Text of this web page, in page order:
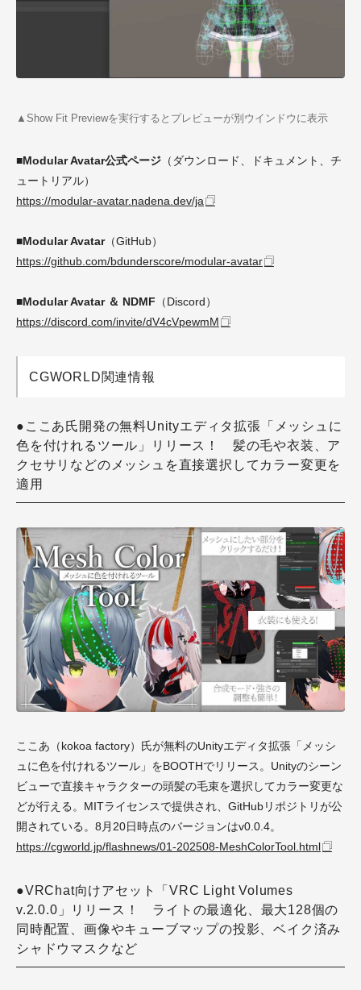
▲Show Fit Previewを実行するとプレビューが別ウインドウに表示
■Modular Avatar公式ページ （ダウンロード、ドキュメント、チ
ュートリアル）
https://modular-avatar.nadena.dev/ja
■Modular Avatar（GitHub）
https://github.com/bdunderscore/modular-avatar
■Modular Avatar ＆ NDMF （Discord）
https://discord.com/invite/dV4cVpewmM
CGWORLD関連情報
●ここあ氏開発の無料Unityエディタ拡張「メッシュに
色を付けれるツール」リリース！ 髪の毛や衣装、ア
クセサリなどのメッシュを直接選択してカラー変更を
適用
ここあ（kokoa factory）氏が無料のUnityエディタ拡張「メッシ
ュに色を付けれるツール」をBOOTHでリリース。Unityのシーン
ビューで直接キャラクターの頭髪の毛束を選択してカラー変更な
どが行える。MITライセンスで提供され、GitHubリポジトリが公
開されている。8月20日時点のバージョンはv0.0.4。
https://cgworld.jp/flashnews/01-202508-MeshColorTool.html
●VRChat向けアセット「VRC Light Volumes
v.2.0.0」リリース！ ライトの最適化、最大128個の
同時配置、画像やキューブマップの投影、ベイク済み
シャドウマスクなど